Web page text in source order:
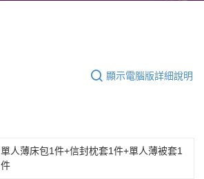
顯示電腦版詳細說明
單人薄床包1件+信封枕套1件+單人薄被套1
件